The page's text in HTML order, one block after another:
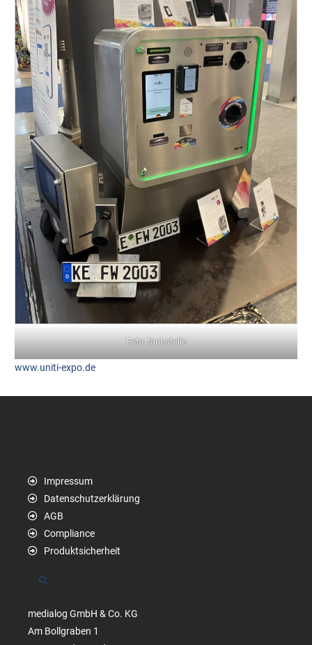
Foto: tankstelle
www.uniti-expo.de
Impressum
Datenschutzerklärung
AGB
Compliance
Produktsicherheit
Suchen
medialog GmbH & Co. KG
Am Bollgraben 1